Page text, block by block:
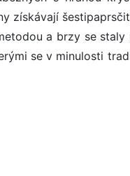
získávají
a brzy se
se v minulosti